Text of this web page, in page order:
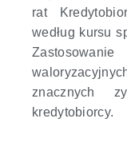
rat
według kursu
znacznych
kredytobiorcy.